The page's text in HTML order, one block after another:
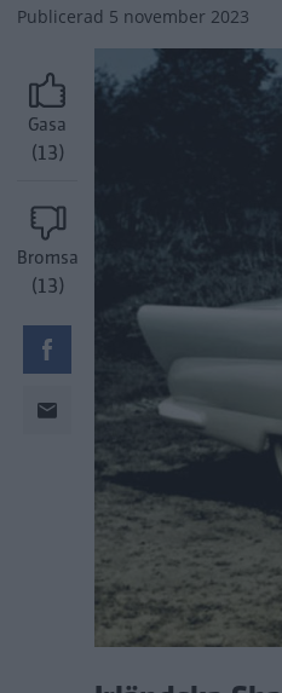
Publicerad 5 november 2023
Gasa
(13)
Bromsa
(13)